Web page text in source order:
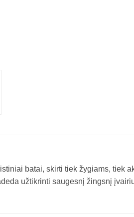
batai, skirti tiek žygiams, tiek
užtikrinti saugesnį žingsnį